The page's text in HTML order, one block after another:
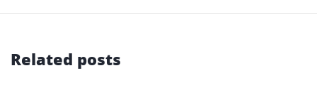
Related posts